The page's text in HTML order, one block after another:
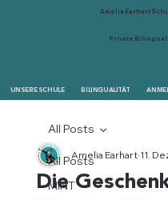
Amelia Earhart
Private
UNSERE SCHULE BILINGUALITÄT
All Posts
MINT
All Posts
Die
Amelia Earhart 11.